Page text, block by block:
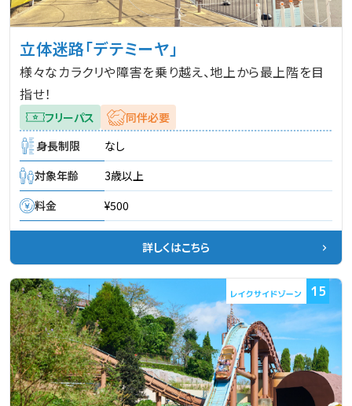
立体迷路「デテミーヤ」
様々なカラクリや障害を乗り越え、地上から最上階を目
指せ！
フリーパス
同伴必要
身長制限
なし
対象年齢
3歳以上
料金
¥500
詳しくはこちら
15